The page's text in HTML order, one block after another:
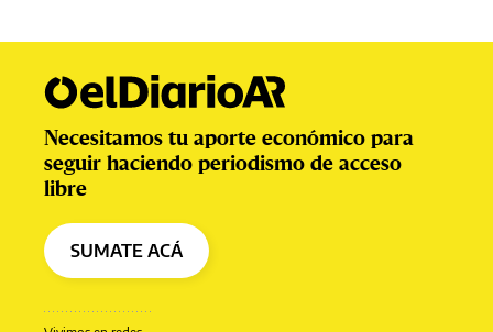
Necesitamos tu aporte económico para
seguir haciendo periodismo de acceso
libre
SUMATE ACÁ